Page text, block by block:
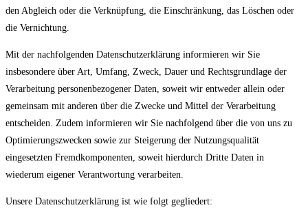
den Abgleich oder die Verknüpfung, die Einschränkung, das Löschen oder
die Vernichtung.
Mit der nachfolgenden Datenschutzerklärung informieren wir Sie
insbesondere über Art, Umfang, Zweck, Dauer und Rechtsgrundlage der
Verarbeitung personenbezogener Daten, soweit wir entweder allein oder
gemeinsam mit anderen über die Zwecke und Mittel der Verarbeitung
entscheiden. Zudem informieren wir Sie nachfolgend über die von uns zu
Optimierungszwecken sowie zur Steigerung der Nutzungsqualität
eingesetzten Fremdkomponenten, soweit hierdurch Dritte Daten in
wiederum eigener Verantwortung verarbeiten.
Unsere Datenschutzerklärung ist wie folgt gegliedert: